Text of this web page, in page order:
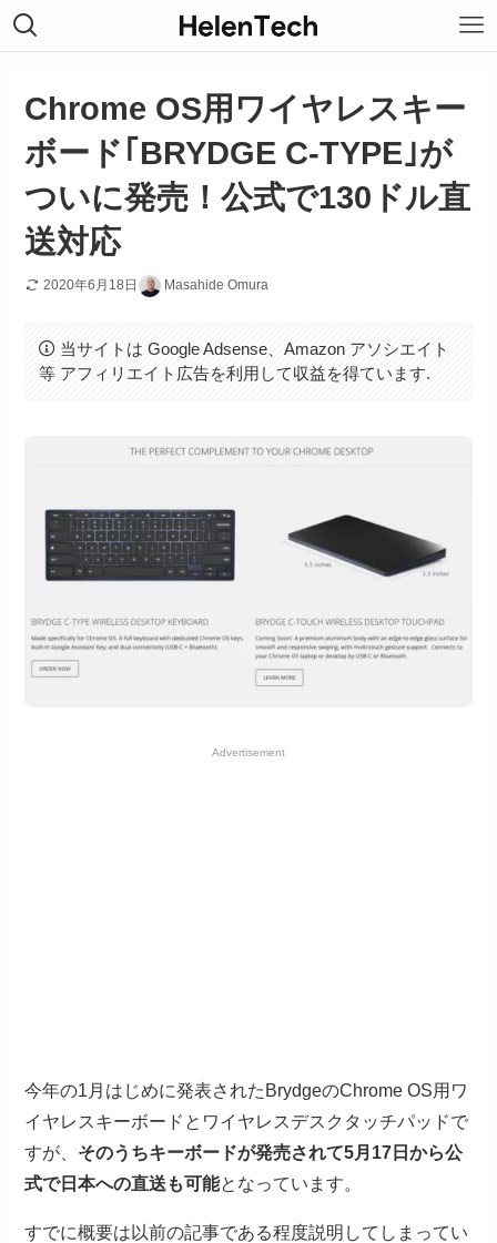
Chrome OS用ワイヤレスキー
ボード｢BRYDGE C-TYPE｣が
ついに発売！公式で130ドル直
送対応
2020年6月18日 Masahide Omura
当サイトは Google Adsense、Amazon アソシエイト
等 アフィリエイト広告を利用して収益を得ています.
Advertisement
今年の1月はじめに発表されたBrydgeのChrome OS用ワ
イヤレスキーボードとワイヤレスデスクタッチパッドで
すが、 そのうちキーボードが発売されて5月17日から公
式で日本への直送も可能となっています。
すでに概要は以前の記事である程度説明してしまってい